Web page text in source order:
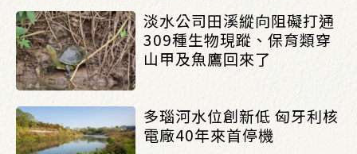
淡水公司田溪縱向阻礙打通
309種生物現蹤、保育類穿
山甲及魚鷹回來了
多瑙河水位創新低 匈牙利核
電廠40年來首停機